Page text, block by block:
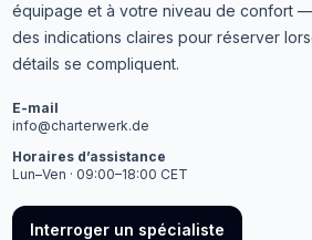
équipage et à votre niveau de confort
des indications claires pour réserver
détails se compliquent.
E-mail
info@charterwerk.de
Horaires d’assistance
Lun–Ven · 09:00–18:00 CET
Interroger un spécialiste